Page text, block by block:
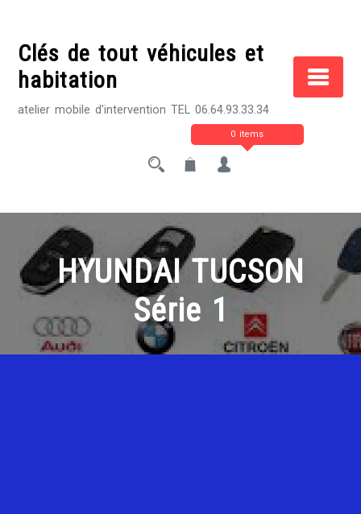
contentClés de tout véhicules et
habitation
atelier mobile d'intervention TEL 06.64.93.33.34
0 items
HYUNDAI TUCSON
Série 1